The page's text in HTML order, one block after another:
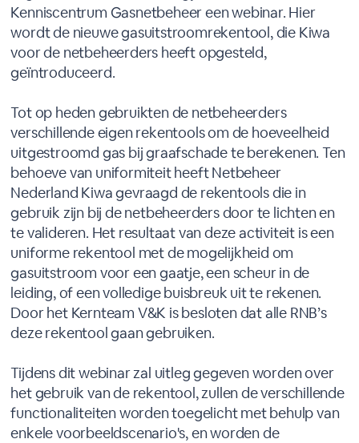
Kenniscentrum Gasnetbeheer een webinar. Hier
wordt de nieuwe gasuitstroomrekentool, die Kiwa
voor de netbeheerders heeft opgesteld,
geïntroduceerd.
Tot op heden gebruikten de netbeheerders
verschillende eigen rekentools om de hoeveelheid
uitgestroomd gas bij graafschade te berekenen. Ten
behoeve van uniformiteit heeft Netbeheer
Nederland Kiwa gevraagd de rekentools die in
gebruik zijn bij de netbeheerders door te lichten en
te valideren. Het resultaat van deze activiteit is een
uniforme rekentool met de mogelijkheid om
gasuitstroom voor een gaatje, een scheur in de
leiding, of een volledige buisbreuk uit te rekenen.
Door het Kernteam V&K is besloten dat alle RNB’s
deze rekentool gaan gebruiken.
Tijdens dit webinar zal uitleg gegeven worden over
het gebruik van de rekentool, zullen de verschillende
functionaliteiten worden toegelicht met behulp van
enkele voorbeeldscenario's, en worden de